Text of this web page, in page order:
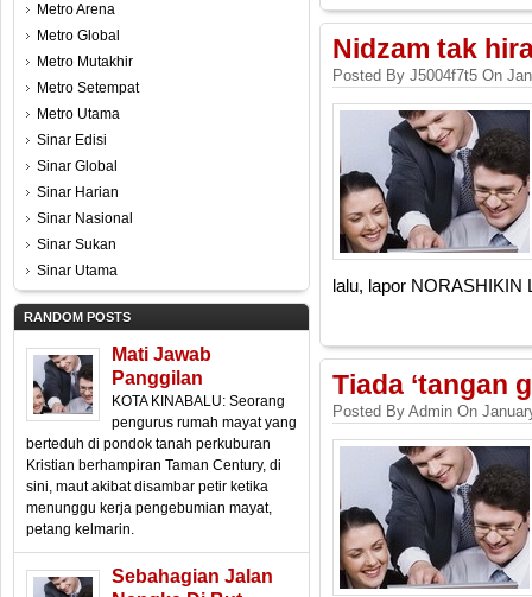
Metro Arena
Metro Global
Metro Mutakhir
Metro Setempat
Metro Utama
Sinar Edisi
Sinar Global
Sinar Harian
Sinar Nasional
Sinar Sukan
Sinar Utama
RANDOM POSTS
Mati Jawab
Panggilan
KOTA KINABALU: Seorang
pengurus rumah mayat yang
berteduh di pondok tanah perkuburan
Kristian berhampiran Taman Century, di
sini, maut akibat disambar petir ketika
menunggu kerja pengebumian mayat,
petang kelmarin.
Sebahagian Jalan
Nidzam tak
Posted By J5004f7t5 On
lalu, lapor NORASHIKIN
Tiada ‘tangan
Posted By Admin On